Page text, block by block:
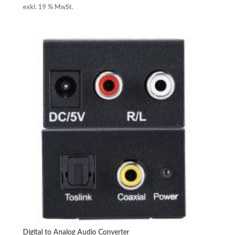
exkl. 19 % MwSt.
Digital to Analog Audio Converter